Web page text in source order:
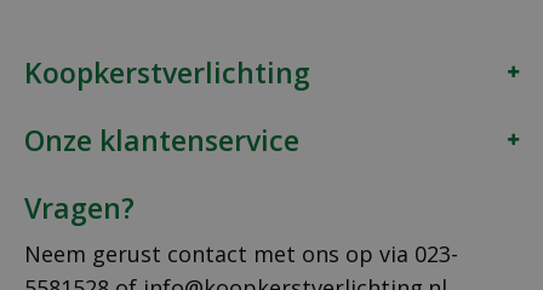
Koopkerstverlichting
Onze klantenservice
Vragen?
Neem gerust contact met ons op via 023-